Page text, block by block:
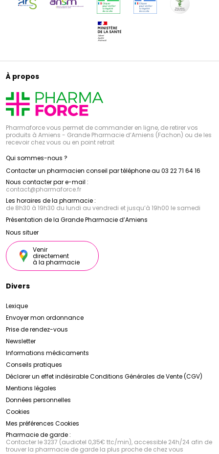
À propos
Pharmaforce vous permet de commander en ligne, de retirer vos
produits à Amiens - Grande Pharmacie d’Amiens (Fachon) ou de les
recevoir chez vous ou en point retrait
Qui sommes-nous ?
Contacter un pharmacien conseil par téléphone au 03 22 71 64 16
Nous contacter par e-mail :
contact@pharmaforce.fr
Les horaires de la pharmacie :
de 8h30 à 19h30 du lundi au vendredi et jusqu’à 19h00 le samedi
Présentation de la Grande Pharmacie d’Amiens
Nous situer
Venir
directement
à la pharmacie
Divers
Lexique
Envoyer mon ordonnance
Prise de rendez-vous
Newsletter
Informations médicaments
Conseils pratiques
Déclarer un effet indésirableConditions Générales de Vente (CGV)
Mentions légales
Données personnelles
Cookies
Mes préférences Cookies
Pharmacie de garde :
Contacter le 3237 (audiotel 0,35€ ttc/min), accessible 24h/24 afin de
trouver la pharmacie de garde la plus proche de chez vous